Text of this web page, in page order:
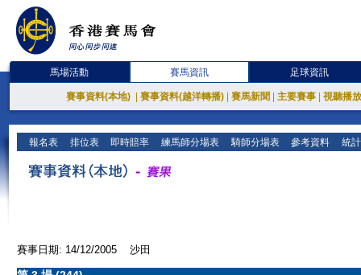
馬場活動 賽馬資訊 足球資訊
賽事資料(本地) 賽事資料(越洋轉播) 賽馬新聞 主要賽事 視聽播
報名表 排位表 即時賠率 練馬師分場表 騎師分場表 參考資料 統
賽事日期: 14/12/2005 沙田